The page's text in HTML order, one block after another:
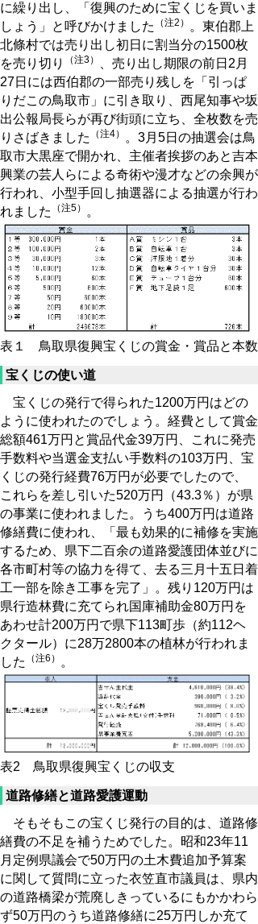
に繰り出し、「復興のために宝くじを買いま
しょう」と呼びかけました
（注2）
。東伯郡上
北條村では売り出し初日に割当分の1500枚
を売り切り
（注3）
、売り出し期限の前日2月
27日には西伯郡の一部売り残しを「引っぱ
りだこの鳥取市」に引き取り、西尾知事や坂
出公報局長らが再び街頭に立ち、全枚数を売
りさばきました
（注4）
。3月5日の抽選会は鳥
取市大黒座で開かれ、主催者挨拶のあと吉本
興業の芸人らによる奇術や漫才などの余興が
行われ、小型手回し抽選器による抽選が行わ
れました
（注5） 。
表１ 鳥取県復興宝くじの賞金・賞品と本数
宝くじの使い道
宝くじの発行で得られた1200万円はどの
ように使われたのでしょう。経費として賞金
総額461万円と賞品代金39万円、これに発売
手数料や当選金支払い手数料の103万円、宝
くじの発行経費76万円が必要でしたので、
これらを差し引いた520万円（43.3％）が県
の事業に使われました。うち400万円は道路
修繕費に使われ、「最も効果的に補修を実施
するため、県下二百余の道路愛護団体並びに
各市町村等の協力を得て、去る三月十五日着
工一部を除き工事を完了」。残り120万円は
県行造林費に充てられ国庫補助金80万円を
あわせ計200万円で県下113町歩（約112ヘ
クタール）に28万2800本の植林が行われま
した
（注6） 。
表2 鳥取県復興宝くじの収支
道路修繕と道路愛護運動
そもそもこの宝くじ発行の目的は、道路修
繕費の不足を補うためでした。昭和23年11
月定例県議会で50万円の土木費追加予算案
に関して質問に立った衣笠直市議員は、県内
の道路橋梁が荒廃しきっているにもかかわら
ず50万円のうち道路修繕に25万円しか充て